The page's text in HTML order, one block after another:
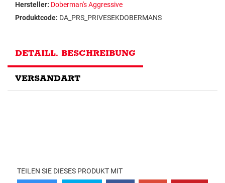
Hersteller: Doberman's Aggressive
Produktcode: DA_PRS_PRIVESEKDOBERMANS
DETAILL. BESCHREIBUNG
VERSANDART
TEILEN SIE DIESES PRODUKT MIT